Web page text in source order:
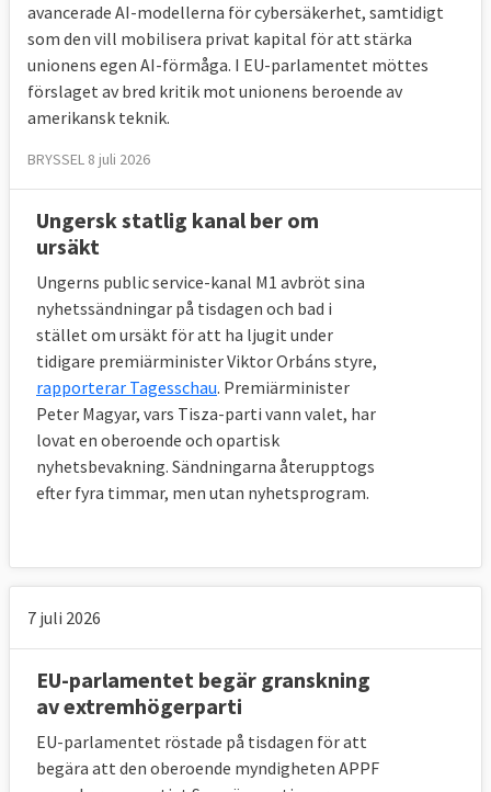
avancerade AI-modellerna för cybersäkerhet, samtidigt
som den vill mobilisera privat kapital för att stärka
unionens egen AI-förmåga. I EU-parlamentet möttes
förslaget av bred kritik mot unionens beroende av
amerikansk teknik.
BRYSSEL 8 juli 2026
Ungersk statlig kanal ber om
ursäkt
Ungerns public service-kanal M1 avbröt sina
nyhetssändningar på tisdagen och bad i
stället om ursäkt för att ha ljugit under
tidigare premiärminister Viktor Orbáns styre,
rapporterar Tagesschau. Premiärminister
Peter Magyar, vars Tisza-parti vann valet, har
lovat en oberoende och opartisk
nyhetsbevakning. Sändningarna återupptogs
efter fyra timmar, men utan nyhetsprogram.
7 juli 2026
EU-parlamentet begär granskning
av extremhögerparti
EU-parlamentet röstade på tisdagen för att
begära att den oberoende myndigheten APPF